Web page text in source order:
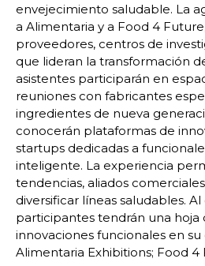
envejecimiento saludable. La
a Alimentaria y a Food 4
proveedores, centros de
que lideran la transformación
asistentes participarán en
reuniones con fabricantes
ingredientes de nueva
conocerán plataformas de
startups dedicadas a
inteligente. La experiencia
tendencias, aliados
diversificar líneas saludables.
participantes tendrán una hoja
innovaciones funcionales en
Alimentaria Exhibitions; Food 4